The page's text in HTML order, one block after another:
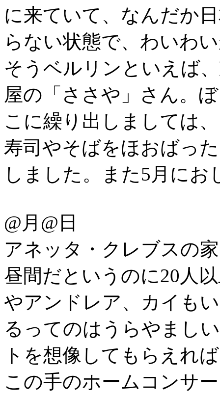
に来ていて、なんだか
らない状態で、わいわ
そうベルリンといえば
屋の「ささや」さん。
こに繰り出しましては
寿司やそばをほおばっ
しました。また5月にお
@月@日
アネッタ・クレブスの
昼間だというのに20人
やアンドレア、カイも
るってのはうらやまし
トを想像してもらえれ
この手のホームコンサ